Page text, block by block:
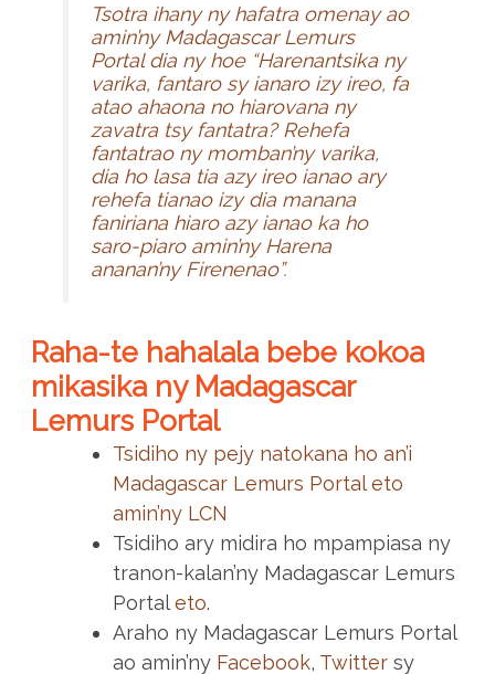
Tsotra ihany ny hafatra omenay ao
amin’ny Madagascar Lemurs
Portal dia ny hoe “Harenantsika ny
varika, fantaro sy ianaro izy ireo, fa
atao ahaona no hiarovana ny
zavatra tsy fantatra? Rehefa
fantatrao ny momban’ny varika,
dia ho lasa tia azy ireo ianao ary
rehefa tianao izy dia manana
faniriana hiaro azy ianao ka ho
saro-piaro amin’ny Harena
ananan’ny Firenenao”.
Raha-te hahalala bebe kokoa
mikasika ny Madagascar
Lemurs Portal
Tsidiho ny pejy natokana ho an’i
Madagascar Lemurs Portal eto
amin’ny LCN
Tsidiho ary midira ho mpampiasa ny
tranon-kalan’ny Madagascar Lemurs
Portaleto.
Araho ny Madagascar Lemurs Portal
ao amin’ny Facebook, Twittersy